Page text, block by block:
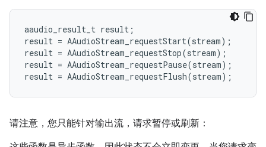
aaudio_result_t result ;
result = AAudioStream_requestStart(stream);
result = AAudioStream_requestStop(stream);
result = AAudioStream_requestPause(stream);
result = AAudioStream_requestFlush(stream);
请注意，您只能针对输出流，请求暂停或刷新：